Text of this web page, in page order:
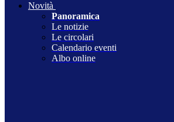
Novità
Panoramica
Le notizie
Le circolari
Calendario eventi
Albo online